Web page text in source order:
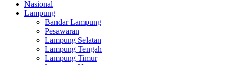
Nasional
Lampung
Bandar Lampung
Pesawaran
Lampung Selatan
Lampung Tengah
Lampung Timur